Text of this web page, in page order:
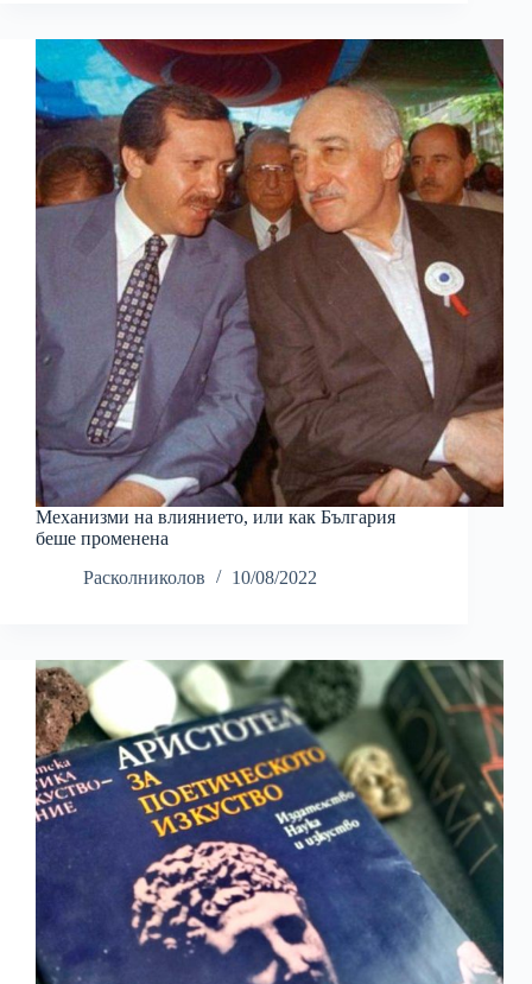
Механизми на влиянието, или как България
беше променена
Расколниколов
10/08/2022